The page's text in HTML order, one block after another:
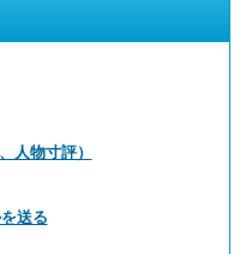
人物寸評）
送る